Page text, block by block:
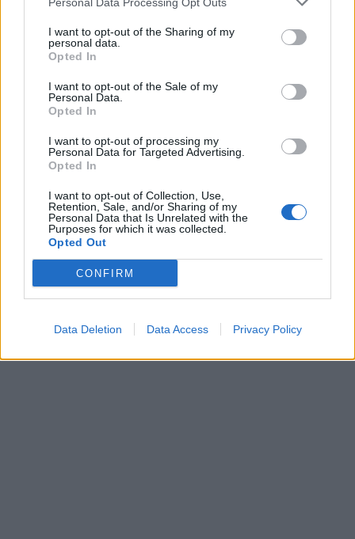
I want to opt-out of the Sharing of my
personal data.
Opted In
I want to opt-out of the Sale of my
Personal Data.
Opted In
I want to opt-out of processing my
Personal Data for Targeted Advertising.
Opted In
I want to opt-out of Collection, Use,
Retention, Sale, and/or Sharing of my
Personal Data that Is Unrelated with the
Purposes for which it was collected.
Opted Out
CONFIRM
Data Deletion Data Access Privacy Policy
Ήταν πτυχιούχος του πολιτικού τμήματος της
Νομικής Σχολής του Πανεπιστημίου Αθηνών
και κάτοχος μεταπτυχιακού “Διπλωματικών και
Στρατηγικών Σπουδών”. Ο Στρατηγός Μιχαήλ
Κωσταράκος ήταν παντρεμένος με την
Αικατερίνη Σγουρού και έχει δύο κόρες.